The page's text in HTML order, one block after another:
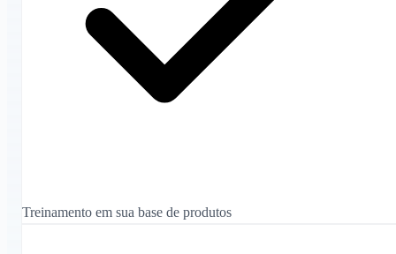
Treinamento em sua base de produtos